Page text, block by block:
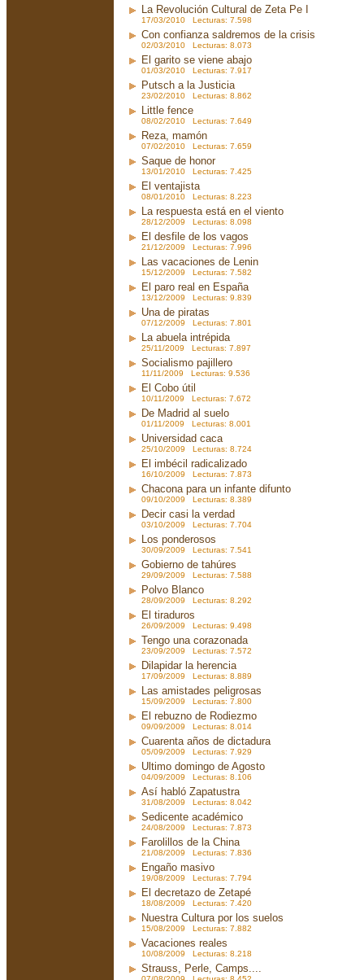
La Revolución Cultural de Zeta Pe I
17/03/2010 Lecturas: 7.598
Con confianza saldremos de la crisis
02/03/2010 Lecturas: 8.073
El garito se viene abajo
01/03/2010 Lecturas: 7.917
Putsch a la Justicia
23/02/2010 Lecturas: 8.862
Little fence
08/02/2010 Lecturas: 7.649
Reza, mamón
07/02/2010 Lecturas: 7.659
Saque de honor
13/01/2010 Lecturas: 7.425
El ventajista
08/01/2010 Lecturas: 8.223
La respuesta está en el viento
28/12/2009 Lecturas: 8.098
El desfile de los vagos
21/12/2009 Lecturas: 7.996
Las vacaciones de Lenin
15/12/2009 Lecturas: 7.582
El paro real en España
13/12/2009 Lecturas: 9.839
Una de piratas
07/12/2009 Lecturas: 7.801
La abuela intrépida
25/11/2009 Lecturas: 7.897
Socialismo pajillero
11/11/2009 Lecturas: 9.536
El Cobo útil
10/11/2009 Lecturas: 7.672
De Madrid al suelo
01/11/2009 Lecturas: 8.001
Universidad caca
25/10/2009 Lecturas: 8.724
El imbécil radicalizado
16/10/2009 Lecturas: 7.873
Chacona para un infante difunto
09/10/2009 Lecturas: 8.389
Decir casi la verdad
03/10/2009 Lecturas: 7.704
Los ponderosos
30/09/2009 Lecturas: 7.541
Gobierno de tahúres
29/09/2009 Lecturas: 7.588
Polvo Blanco
28/09/2009 Lecturas: 8.292
El tiraduros
26/09/2009 Lecturas: 9.498
Tengo una corazonada
23/09/2009 Lecturas: 7.572
Dilapidar la herencia
17/09/2009 Lecturas: 8.889
Las amistades peligrosas
15/09/2009 Lecturas: 7.800
El rebuzno de Rodiezmo
09/09/2009 Lecturas: 8.014
Cuarenta años de dictadura
05/09/2009 Lecturas: 7.929
Ultimo domingo de Agosto
04/09/2009 Lecturas: 8.106
Así habló Zapatustra
31/08/2009 Lecturas: 8.042
Sedicente académico
24/08/2009 Lecturas: 7.873
Farolillos de la China
21/08/2009 Lecturas: 7.836
Engaño masivo
19/08/2009 Lecturas: 7.794
El decretazo de Zetapé
18/08/2009 Lecturas: 7.420
Nuestra Cultura por los suelos
15/08/2009 Lecturas: 7.882
Vacaciones reales
10/08/2009 Lecturas: 8.218
Strauss, Perle, Camps....